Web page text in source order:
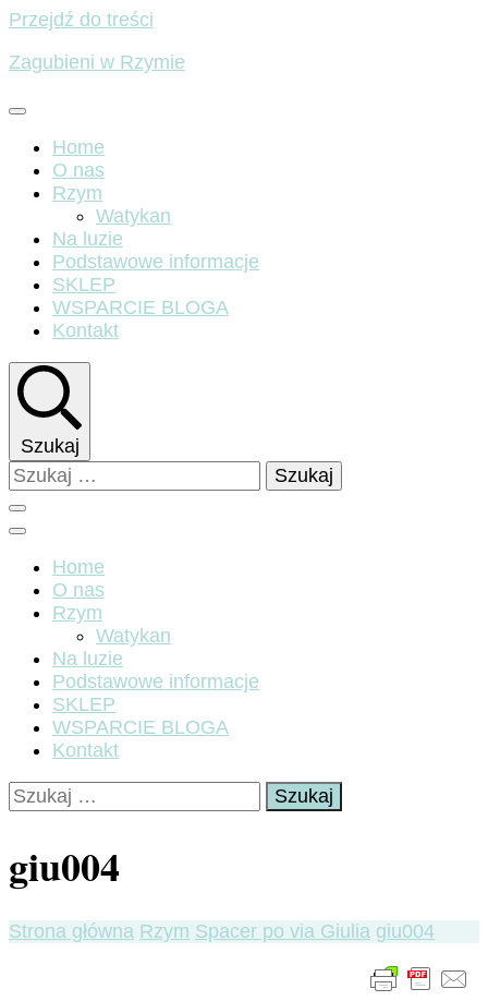
Przejdź do treści
Zagubieni w Rzymie
Home
O nas
Rzym
Watykan
Na luzie
Podstawowe informacje
SKLEP
WSPARCIE BLOGA
Kontakt
Szukaj
Szukaj:
Home
O nas
Rzym
Watykan
Na luzie
Podstawowe informacje
SKLEP
WSPARCIE BLOGA
Kontakt
Szukaj:
giu004
Strona główna Rzym Spacer po via Giulia giu004